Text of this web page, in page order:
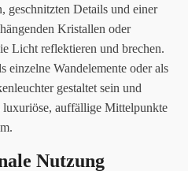
geschnitzten Details und einer
Kristallen oder
Licht reflektieren und brechen.
einzelne Wandelemente oder als
gestaltet sein und
luxuriöse, auffällige Mittelpunkte
Nutzung